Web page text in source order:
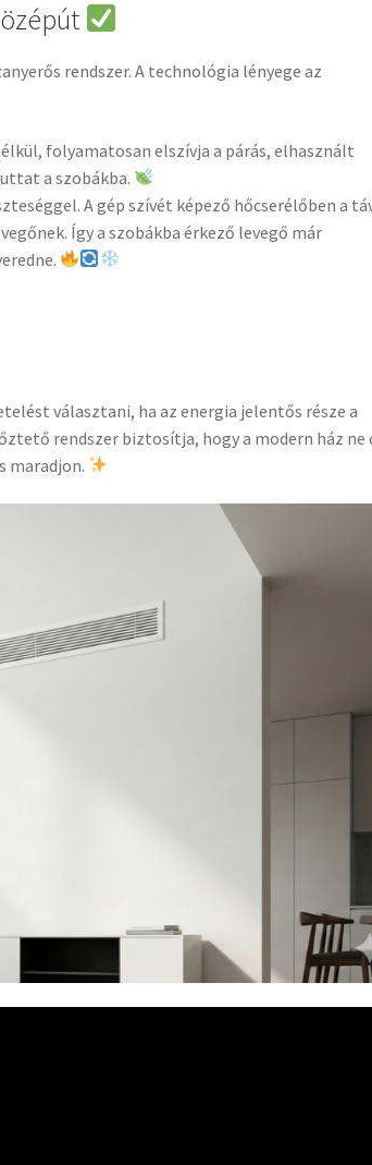
rendszer. A technológia lényege az
folyamatosan elszívja a párás, elhasznált
a szobákba.
A gép szívét képező hőcserélőben a
Így a szobákba érkező levegő már
választani, ha az energia jelentős része a
rendszer biztosítja, hogy a modern ház ne
maradjon.